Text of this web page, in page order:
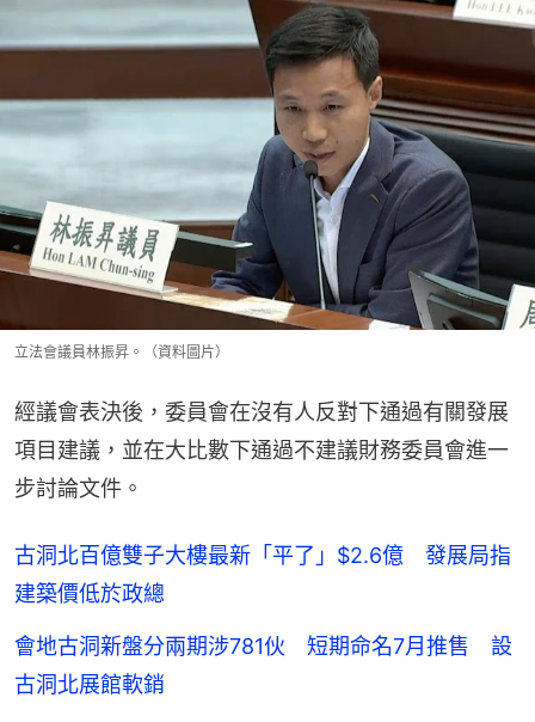
立法會議員林振昇。（資料圖片）
經議會表決後，委員會在沒有人反對下通過有關發展
項目建議，並在大比數下通過不建議財務委員會進一
步討論文件。
古洞北百億雙子大樓最新「平了」$2.6億 發展局指
建築價低於政總
會地古洞新盤分兩期涉781伙 短期命名7月推售 設
古洞北展館軟銷